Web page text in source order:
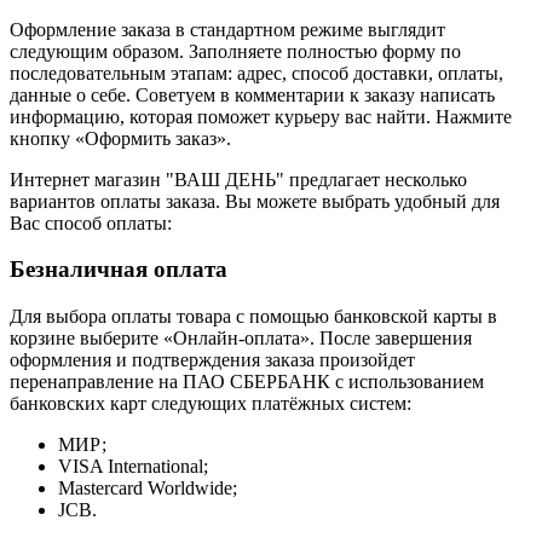
Оформление заказа в стандартном режиме выглядит
следующим образом. Заполняете полностью форму по
последовательным этапам: адрес, способ доставки, оплаты,
данные о себе. Советуем в комментарии к заказу написать
информацию, которая поможет курьеру вас найти. Нажмите
кнопку «Оформить заказ».
Интернет магазин "ВАШ ДЕНЬ" предлагает несколько
вариантов оплаты заказа. Вы можете выбрать удобный для
Вас способ оплаты:
Безналичная оплата
Для выбора оплаты товара с помощью банковской карты в
корзине выберите «Онлайн-оплата». После завершения
оформления и подтверждения заказа произойдет
перенаправление на ПАО СБЕРБАНК с использованием
банковских карт следующих платёжных систем:
МИР;
VISA International;
Mastercard Worldwide;
JCB.